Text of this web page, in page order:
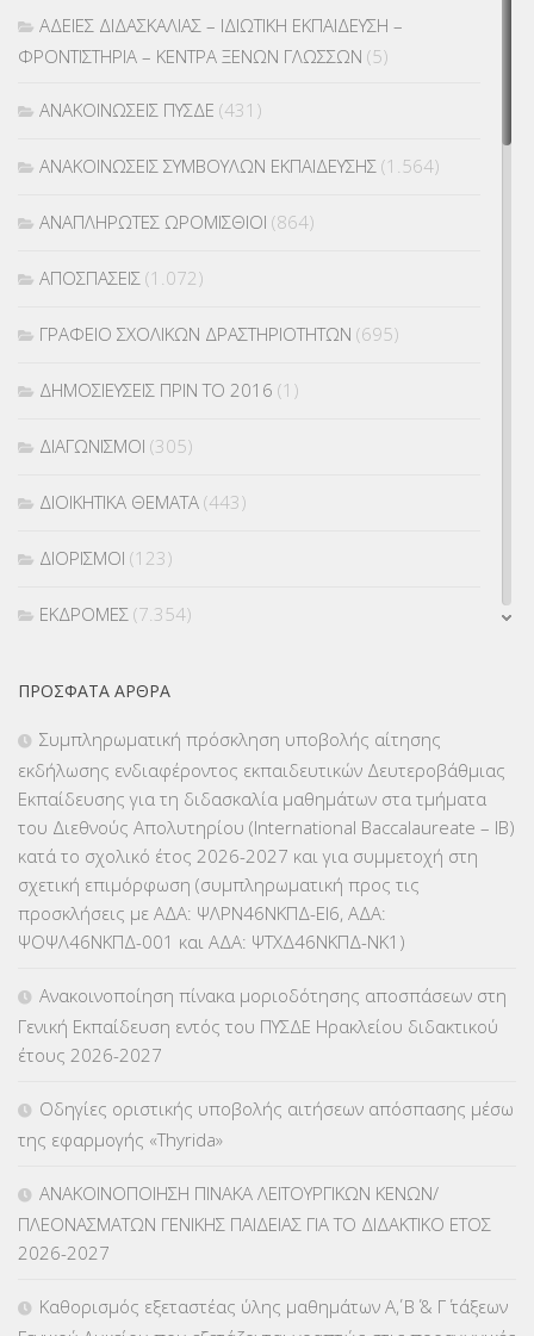
ΑΔΕΙΕΣ ΔΙΔΑΣΚΑΛΙΑΣ – ΙΔΙΩΤΙΚΗ ΕΚΠΑΙΔΕΥΣΗ –
ΦΡΟΝΤΙΣΤΗΡΙΑ – ΚΕΝΤΡΑ ΞΕΝΩΝ ΓΛΩΣΣΩΝ (5)
ΑΝΑΚΟΙΝΩΣΕΙΣ ΠΥΣΔΕ (431)
ΑΝΑΚΟΙΝΩΣΕΙΣ ΣΥΜΒΟΥΛΩΝ ΕΚΠΑΙΔΕΥΣΗΣ (1.564)
ΑΝΑΠΛΗΡΩΤΕΣ ΩΡΟΜΙΣΘΙΟΙ (864)
ΑΠΟΣΠΑΣΕΙΣ (1.072)
ΓΡΑΦΕΙΟ ΣΧΟΛΙΚΩΝ ΔΡΑΣΤΗΡΙΟΤΗΤΩΝ (695)
ΔΗΜΟΣΙΕΥΣΕΙΣ ΠΡΙΝ ΤΟ 2016 (1)
ΔΙΑΓΩΝΙΣΜΟΙ (305)
ΔΙΟΙΚΗΤΙΚΑ ΘΕΜΑΤΑ (443)
ΔΙΟΡΙΣΜΟΙ (123)
ΕΚΔΡΟΜΕΣ (7.354)
ΕΠΙΜΟΡΦΩΣΗ Τ.Π.Ε.(10)
ΕΥΡΩΠΑΪΚΑ ΠΡΟΓΡΑΜΜΑΤΑ(230)
ΚΕΣΥ (60)
ΚΕΣΥΠ(109)
ΚΠγ – ΚΡΑΤΙΚΟ ΠΙΣΤΟΠΟΙΗΤΙΚΟ ΓΛΩΣΣΟΜΑΘΕΙΑΣ(135)
ΚΠπ- ΚΡΑΤΙΚΟ ΠΙΣΤΟΠΟΙΗΤΙΚΟ ΠΛΗΡΟΦΟΡΙΚΗΣ
ΛΟΙΠΑ(309)
ΜΕΤΑΘΕΣΕΙΣ-ΤΟΠΟΘΕΤΗΣΕΙΣ ΒΕΛΤΙΩΣΕΙΣ(319)
ΠΡΌΣΦΑΤΑ ΆΡΘΡΑ
Συμπληρωματική πρόσκληση υποβολής αίτησης
εκδήλωσης ενδιαφέροντος εκπαιδευτικών Δευτεροβάθμιας
Εκπαίδευσης για τη διδασκαλία μαθημάτων στα τμήματα
του Διεθνούς Απολυτηρίου (International Baccalaureate – IB)
κατά το σχολικό έτος 2026-2027 και για συμμετοχή στη
σχετική επιμόρφωση (συμπληρωματική προς τις
προσκλήσεις με ΑΔΑ: ΨΛΡΝ46ΝΚΠΔ-ΕΙ6, ΑΔΑ:
ΨΟΨΛ46ΝΚΠΔ-001 και ΑΔΑ: ΨΤΧΔ46ΝΚΠΔ-ΝΚ1)
Ανακοινοποίηση πίνακα μοριοδότησης αποσπάσεων στη
Γενική Εκπαίδευση εντός του ΠΥΣΔΕ Ηρακλείου διδακτικού
έτους 2026-2027
Οδηγίες οριστικής υποβολής αιτήσεων απόσπασης μέσω
της εφαρμογής «Thyrida»
ΑΝΑΚΟΙΝΟΠΟΙΗΣΗ ΠΙΝΑΚΑ ΛΕΙΤΟΥΡΓΙΚΩΝ ΚΕΝΩΝ/
ΠΛΕΟΝΑΣΜΑΤΩΝ ΓΕΝΙΚΗΣ ΠΑΙΔΕΙΑΣ ΓΙΑ ΤΟ ΔΙΔΑΚΤΙΚΟ ΕΤΟΣ
2026-2027
Καθορισμός εξεταστέας ύλης μαθημάτων Α΄, Β΄ & Γ΄ τάξεων